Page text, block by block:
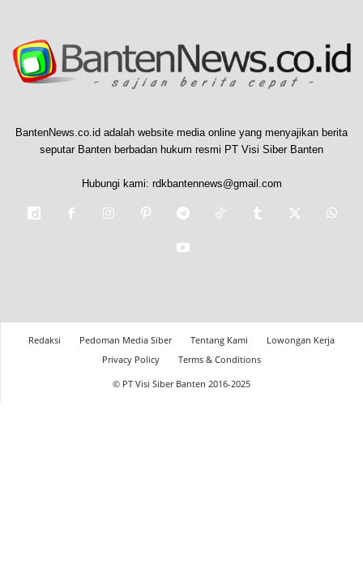
BantenNews.co.id adalah website media online yang menyajikan berita
seputar Banten berbadan hukum resmi PT Visi Siber Banten
Hubungi kami: rdkbantennews@gmail.com
Redaksi Pedoman Media Siber Tentang Kami
Lowongan Kerja
Privacy Policy
Terms & Conditions
© PT Visi Siber Banten 2016-2025